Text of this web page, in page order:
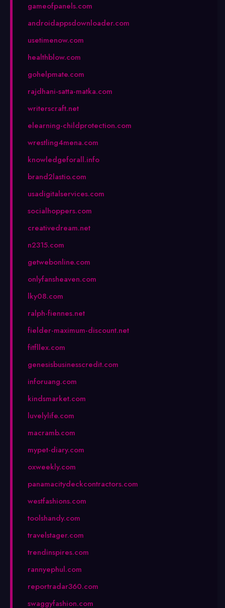
gameofpanels.com
androidappsdownloader.com
usetimenow.com
healthblow.com
gohelpmate.com
rajdhani-satta-matka.com
writerscraft.net
elearning-childprotection.com
wrestling4mena.com
knowledgeforall.info
brand2lastio.com
usadigitalservices.com
socialhoppers.com
creativedream.net
n2315.com
getwebonline.com
onlyfansheaven.com
lky08.com
ralph-fiennes.net
fielder-maximum-discount.net
fitfllex.com
genesisbusinesscredit.com
inforuang.com
kindsmarket.com
luvelylife.com
macramb.com
mypet-diary.com
oxweekly.com
panamacitydeckcontractors.com
westfashions.com
toolshandy.com
travelstager.com
trendinspires.com
rannyephul.com
reportradar360.com
swaggyfashion.com